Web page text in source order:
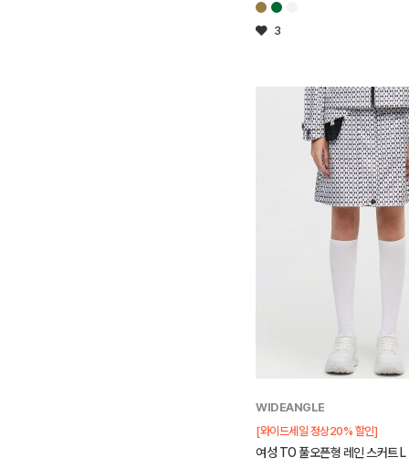
3
WIDEANGLE
[와이드세일 정상20% 할인]
여성 TO 풀오픈형 레인 스커트